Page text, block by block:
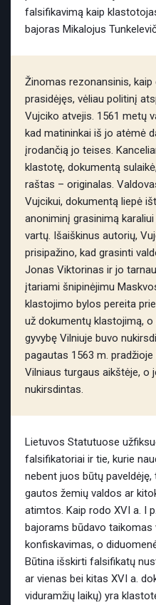
falsifikavimą kaip
bajoras Mikalojus
Žinomas rezonansinis,
prasidėjęs, vėliau politinį
Vujciko atvejis. 1561 metų
kad matininkai iš jo atėmė
įrodančią jo teises.
klastotę, dokumentą
raštas – originalas.
Vujcikui, dokumentą liepė
anoniminį grasinimą
vartų. Išaiškinus autorių,
prisipažino, kad grasinti
Jonas Viktorinas ir jo
įtariami šnipinėjimu
klastojimo bylos pereita
už dokumentų klastojimą,
gyvybę Vilniuje buvo
pagautas 1563 m.
Vilniaus turgaus aikštėje, o
nukirsdintas.
Lietuvos Statutuose
falsifikatoriai ir tie, kurie
nebent juos būtų
gautos žemių valdos ar
atimtos. Kaip rodo XVI a. I
bajorams būdavo taikomas
konfiskavimas, o
Būtina išskirti falsifikatų
ar vienas bei kitas XVI a.
viduramžių laikų) yra